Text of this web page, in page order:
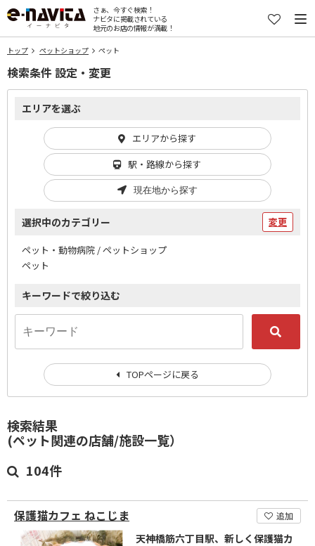
さぁ、今すぐ検索！
ナビタに掲載されている
地元のお店の情報が満載！
トップ ペットショップ ペット
検索結果
(ペット関連の店舗/施設一覧）
104件
保護猫カフェ ねこじま 追加
天神橋筋六丁目駅、新しく保護猫カ
検索条件 設定・変更
エリアを選ぶ
エリアから探す
駅・路線から探す
現在地から探す
選択中のカテゴリー 変更
ペット・動物病院 / ペットショップ
ペット
キーワードで絞り込む
TOPページに戻る